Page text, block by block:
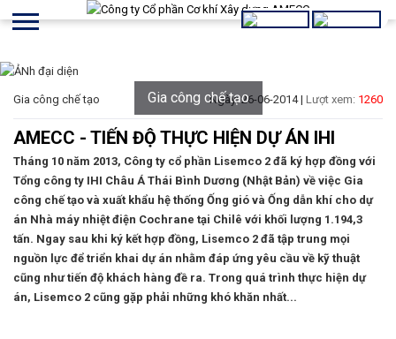
Gia công chế tạo
Gia công chế tạo Ngày: 26-06-2014 | Lượt xem: 1260
AMECC - TIẾN ĐỘ THỰC HIỆN DỰ ÁN IHI
Tháng 10 năm 2013, Công ty cổ phần Lisemco 2 đã ký hợp đồng với
Tổng công ty IHI Châu Á Thái Bình Dương (Nhật Bản) về việc Gia
công chế tạo và xuất khẩu hệ thống Ống gió và Ống dẫn khí cho dự
án Nhà máy nhiệt điện Cochrane tại Chilê với khối lượng 1.194,3
tấn. Ngay sau khi ký kết hợp đồng, Lisemco 2 đã tập trung mọi
nguồn lực để triển khai dự án nhằm đáp ứng yêu cầu về kỹ thuật
cũng như tiến độ khách hàng đề ra. Trong quá trình thực hiện dự
án, Lisemco 2 cũng gặp phải những khó khăn nhất...